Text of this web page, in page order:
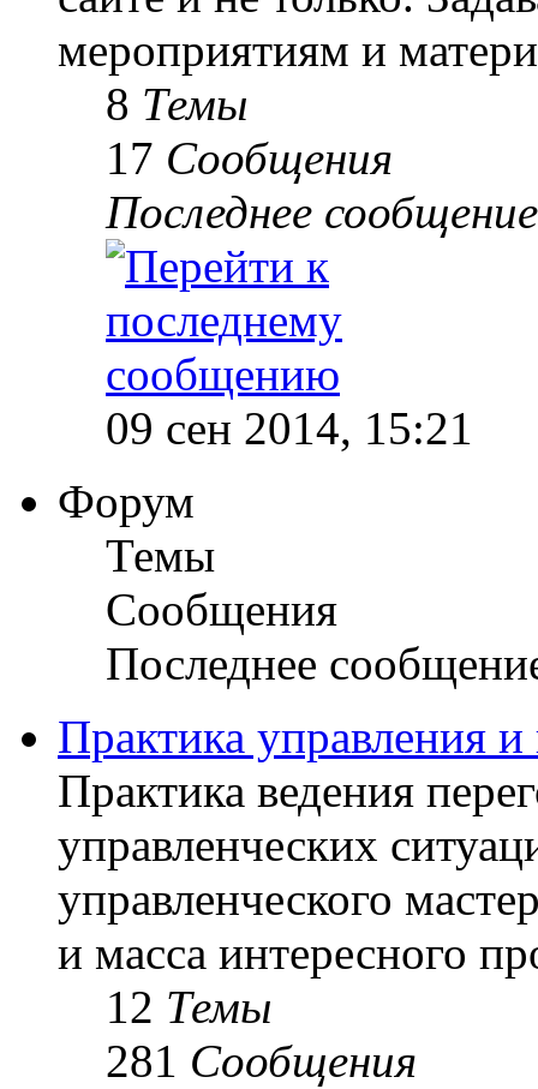
мероприятиям и
8 Темы
17 Сообщения
Последнее сообщение
09 сен 2014, 15:21
Форум
Темы
Сообщения
Последнее
Практика управления и
Практика ведения
управленческих
управленческого
и масса интересного
12 Темы
281 Сообщения